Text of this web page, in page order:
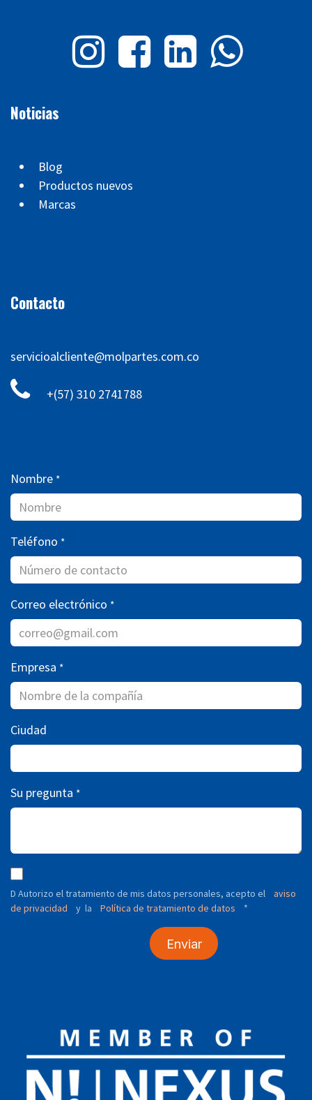
Noticias
Blog
Productos nuevos
Marcas
Contacto
servicioalcliente@molpartes.com.co
+(57) 310 2741788
Nombre *
Teléfono *
Correo electrónico *
Empresa *
Ciudad
Su pregunta *
D Autorizo ​​el tratamiento de mis datos personales, acepto el
aviso
de privacidad
y la Política de tratamiento de datos *
Enviar